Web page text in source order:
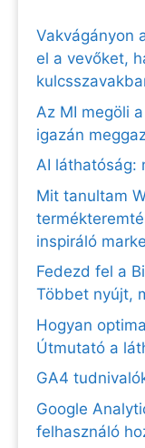
Vakvágányon
el a vevőket,
Az MI megöli
igazán
AI láthatóság:
Mit tanultam
inspiráló
Fedezd fel a
Többet nyújt,
Hogyan
Útmutató a
GA4
Google
felhasználó